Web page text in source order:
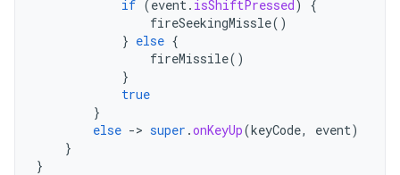
if (event. isShiftPressed)
{
fireSeekingMissle()
} else {
fireMissile()
}
true
}
else -> super .onKeyUp(keyCode, event)
}
}